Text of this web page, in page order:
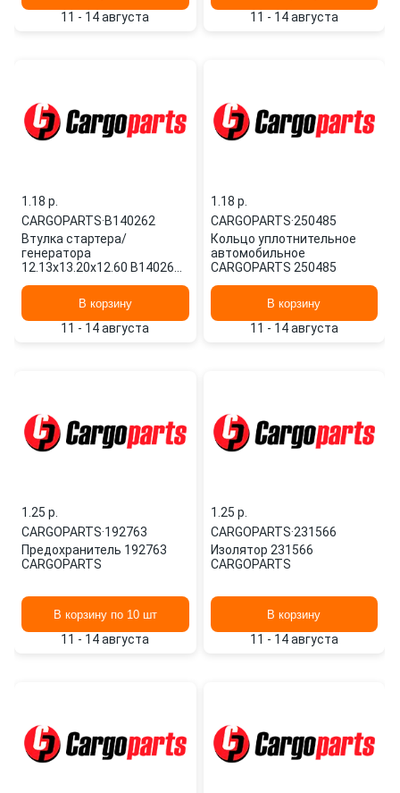
11 - 14 августа 11 - 14 августа
1.18 p.
CARGOPARTS·B140262
Втулка стартера/
генератора
12.13x13.20x12.60 B140262
В корзину
11 - 14 августа
1.18 p.
CARGOPARTS·250485
Кольцо уплотнительное
автомобильное
CARGOPARTS 250485
В корзину
11 - 14 августа
1.25 p.
CARGOPARTS·192763
Предохранитель 192763
CARGOPARTS
В корзину по 10 шт
11 - 14 августа
1.25 p.
CARGOPARTS·231566
Изолятор 231566
CARGOPARTS
В корзину
11 - 14 августа